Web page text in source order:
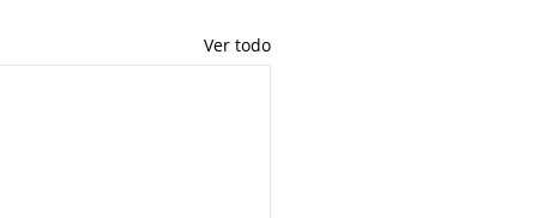
Ver todo